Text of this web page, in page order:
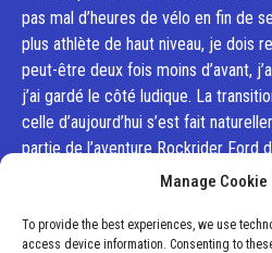
Manage Cookie
To provide the best experiences, we use
access device information. Consenting to
pas mal d’heures de vélo en fin de
plus athlète de haut niveau, je dois
peut-être deux fois moins d’avant,
j’ai gardé le côté ludique. La
celle d’aujourd’hui s’est fait
partie de l’aventure Rockrider Ford
on a accompli de belles choses.»